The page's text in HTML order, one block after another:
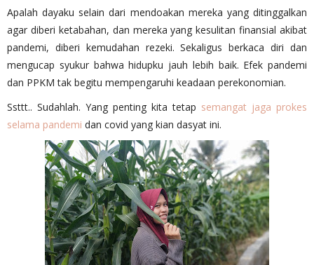
Apalah dayaku selain dari mendoakan mereka yang ditinggalkan
agar diberi ketabahan, dan mereka yang kesulitan finansial akibat
pandemi, diberi kemudahan rezeki. Sekaligus berkaca diri dan
mengucap syukur bahwa hidupku jauh lebih baik. Efek pandemi
dan PPKM tak begitu mempengaruhi keadaan perekonomian.
Ssttt.. Sudahlah. Yang penting kita tetap semangat jaga prokes
selama pandemi dan covid yang kian dasyat ini.